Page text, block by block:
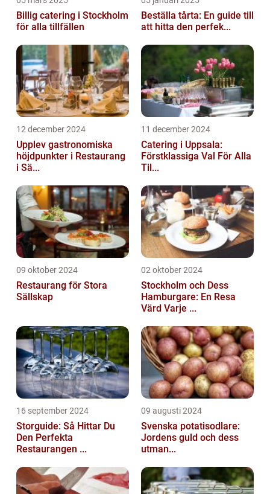
Billig catering i Stockholm
för alla tillfällen
Beställa tårta: En guide till
att hitta den perfek...
12 december 2024
Upplev gastronomiska
höjdpunkter i Restaurang
i Sä...
11 december 2024
Catering i Uppsala:
Förstklassiga Val För Alla
Til...
09 oktober 2024
Restaurang för Stora
Sällskap
02 oktober 2024
Stockholm och Dess
Hamburgare: En Resa
Värd Varje ...
16 september 2024
Storguide: Så Hittar Du
Den Perfekta
Restaurangen ...
09 augusti 2024
Svenska potatisodlare:
Jordens guld och dess
utman...